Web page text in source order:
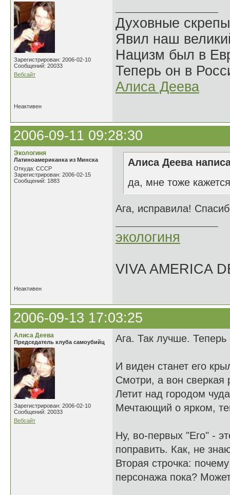
Зарегистрирован: 2006-02-10
Сообщений: 20033
Вебсайт
Духовные
Явил наш
Нацизм был в
Теперь он в
Алиса Деева
Неактивен
2006-09-11 09:28:30
Экологиня
Латиноамериканка из Минска
Откуда: СССР
Зарегистрирован: 2006-02-15
Сообщений: 1883
Алиса Деева
да, мне тоже
Ага, исправила!
экологиня
VIVA AMERICA
Неактивен
2006-09-13 17:03:25
Алиса Деева
Председатель клуба самоубийц
Зарегистрирован: 2006-02-10
Сообщений: 20033
Вебсайт
Ага. Так лучше.
И виден станет его
Смотри, а вон сверкая
Летит над городом
Мечтающий о ярком,
Ну, во-первых "Его" -
поправить. Как, не
Вторая строчка:
персонажа пока?